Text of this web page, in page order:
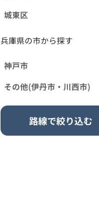
城東区
兵庫県の市から探す
神戸市
その他(伊丹市・川西市)
路線で絞り込む